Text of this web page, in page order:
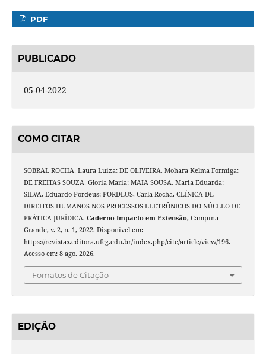
PDF
PUBLICADO
05-04-2022
COMO CITAR
SOBRAL ROCHA, Laura Luiza; DE OLIVEIRA, Mohara Kelma Formiga;
DE FREITAS SOUZA, Gloria Maria; MAIA SOUSA, Maria Eduarda;
SILVA, Eduardo Pordeus; PORDEUS, Carla Rocha. CLÍNICA DE
DIREITOS HUMANOS NOS PROCESSOS ELETRÔNICOS DO NÚCLEO DE
PRÁTICA JURÍDICA. Caderno Impacto em Extensão, Campina
Grande, v. 2, n. 1, 2022. Disponível em:
https://revistas.editora.ufcg.edu.br/index.php/cite/article/view/196.
Acesso em: 8 ago. 2026.
Fomatos de Citação
EDIÇÃO